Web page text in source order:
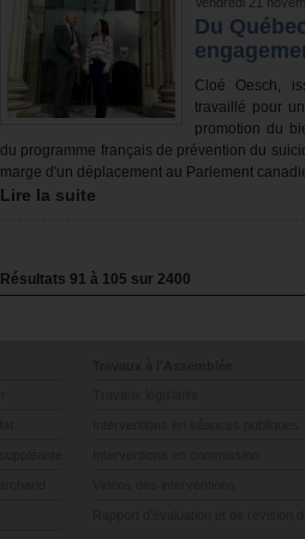
Du
Cloé Oesch,
travaillé pour
promotion du
du programme français de prévention du
marge d'un déplacement au Parlement
Lire la suite
Résultats 91 à 105 sur 2400